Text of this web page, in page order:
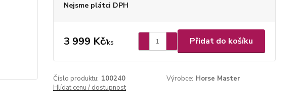
Nejsme plátci DPH
3 999 Kč/ks Přidat do košíku
Číslo produktu: 100240 Výrobce: Horse Master
Hlídat cenu / dostupnost